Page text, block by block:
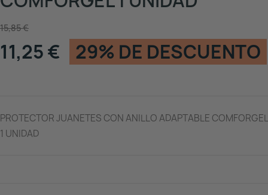
15,85 €
11,25 € 29% DE DESCUENTO
PROTECTOR JUANETES CON ANILLO ADAPTABLE COMFORGEL
1 UNIDAD